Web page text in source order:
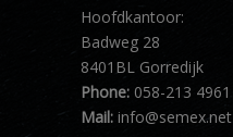
Hoofdkantoor:
Badweg 28
8401BL Gorredijk
Phone: 058-213 4961
Mail: info@semex.net